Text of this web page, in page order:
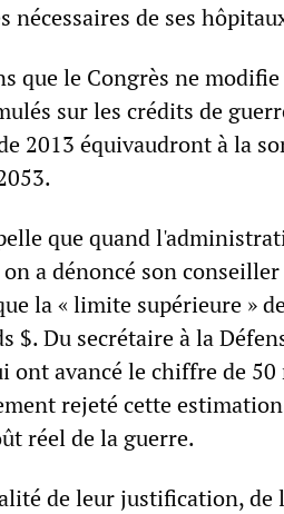
nécessaires de ses
que le Congrès ne
sur les crédits de
2013 équivaudront à la
que quand
a dénoncé son
la « limite supérieure »
$. Du secrétaire à la
ont avancé le chiffre de
rejeté cette
réel de la guerre.
de leur justification, de